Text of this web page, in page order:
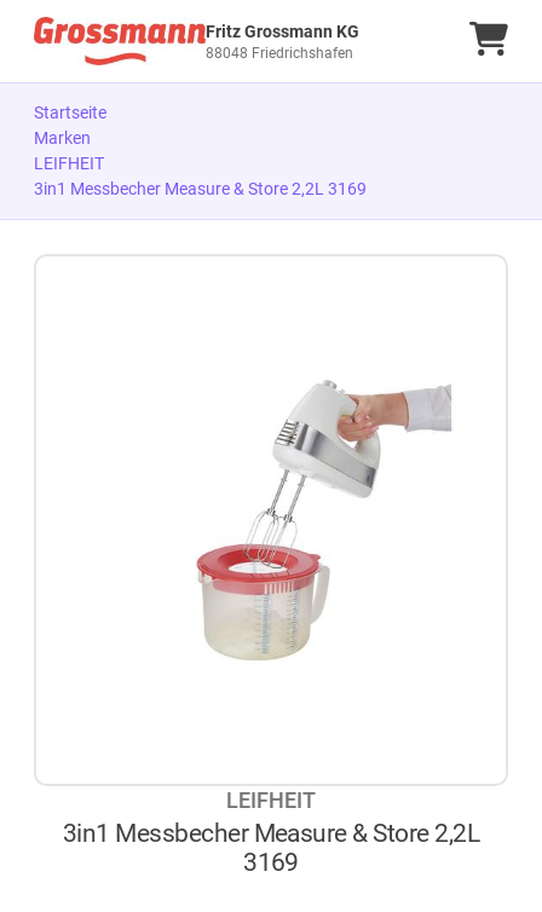
Fritz Grossmann KG
88048 Friedrichshafen
Startseite
Marken
LEIFHEIT
3in1 Messbecher Measure & Store 2,2L 3169
LEIFHEIT
3in1 Messbecher Measure & Store 2,2L
3169